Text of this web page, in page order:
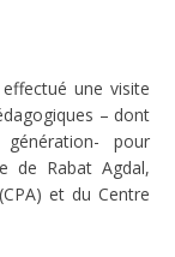
une visite
– dont
pour
de Rabat Agdal,
et du Centre